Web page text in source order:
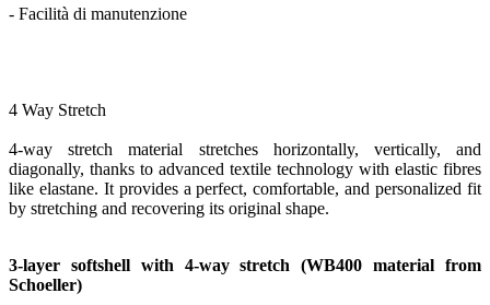
- Facilità di manutenzione
4 Way Stretch
4-way stretch material stretches horizontally, vertically, and
diagonally, thanks to advanced textile technology with elastic fibres
like elastane. It provides a perfect, comfortable, and personalized fit
by stretching and recovering its original shape.
3-layer softshell with 4-way stretch (WB400 material from
Schoeller)